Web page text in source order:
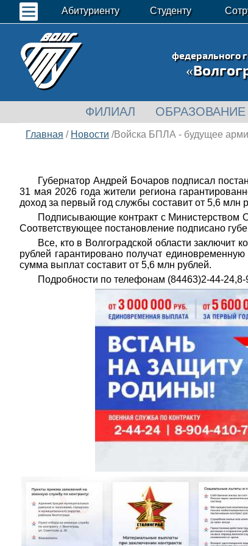
Абитуриенту Студенту
федерального
ФИЛИАЛ ОБРАЗОВАНИЕ
Главная / Новости /Войска БПЛА - будущее
Губернатор Андрей Бочаров подписал
31 мая 2026 года жители региона
доход за первый год службы составит от 5,6 млн
Подписывающие контракт с Министерством
Соответствующее постановление подписано
Все, кто в Волгоградской области
рублей гарантировано получат
сумма выплат составит от 5,6 млн рублей.
Подробности по телефонам (84463)2-44-